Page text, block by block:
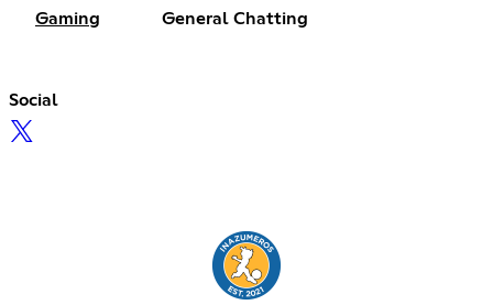
Gaming General Chatting
Social